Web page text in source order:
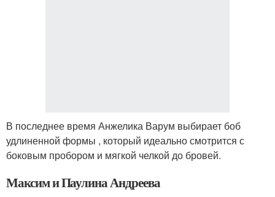
В последнее время Анжелика Варум выбирает боб
удлиненной формы , который идеально смотрится с
боковым пробором и мягкой челкой до бровей.
Максим и Паулина Андреева